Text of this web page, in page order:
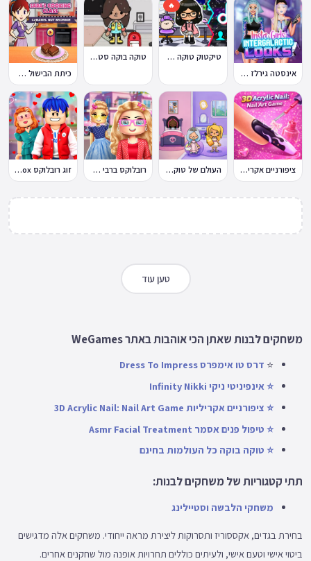
אינסטה גירלז Insta Girls
🔥
טיקטוק טוקה בוקה
טוקה בוקה סטייל Toca Boca Style
כיתת הבישול של שרה: בראוניז
ציפורניים אקריליות 3D העולם של טוקה בוקה רובלוקס ברבי סטייל זוג רובלוקס Roblox
טען עוד
משחקים לבנות שאתן הכי אוהבות באתר WeGames
⭐ דרס טו אימפרס Dress To Impress
⭐אינפיניטי ניקי Infinity Nikki
⭐ ציפורניים אקריליות 3D Acrylic Nail: Nail Art Game
⭐ טיפול פנים אסמר Asmr Facial Treatment
⭐ טוקה בוקה כל העולמות בחינם
תתי קטגוריות של משחקים לבנות:
משחקי הלבשה וסטיילינג
בחירת בגדים, אקססוריז ותסרוקות ליצירת מראה ייחודי. משחקים אלה מדגישים
ביטוי אישי וטעם אישי, ולעיתים כוללים תחרויות אופנה מול שחקנים אחרים.